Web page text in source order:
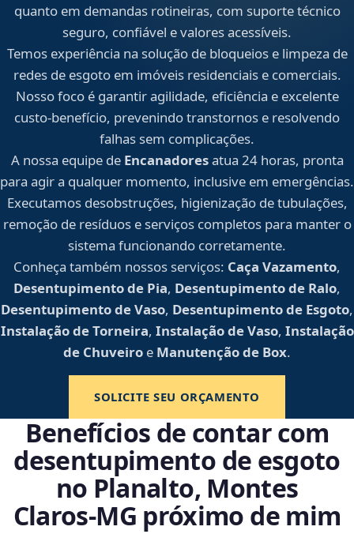
quanto em demandas rotineiras, com suporte técnico
seguro, confiável e valores acessíveis.
Temos experiência na solução de bloqueios e limpeza de
redes de esgoto em imóveis residenciais e comerciais.
Nosso foco é garantir agilidade, eficiência e excelente
custo-benefício, prevenindo transtornos e resolvendo
falhas sem complicações.
A nossa equipe de Encanadoresatua 24 horas, pronta
para agir a qualquer momento, inclusive em emergências.
Executamos desobstruções, higienização de tubulações,
remoção de resíduos e serviços completos para manter o
sistema funcionando corretamente.
Conheça também nossos serviços: Caça Vazamento,
Desentupimento de Pia, Desentupimento de Ralo,
Desentupimento de Vaso, Desentupimento de Esgoto,
Instalação de Torneira, Instalação de Vaso, Instalação
de Chuveiro e Manutenção de Box.
SOLICITE SEU ORÇAMENTO
Benefícios de contar com
desentupimento de esgoto
no Planalto, Montes
Claros‑MG próximo de mim